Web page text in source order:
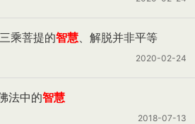
乘菩提的智慧、解脱并非平等
2020-02-24
法中的智慧
2018-07-13